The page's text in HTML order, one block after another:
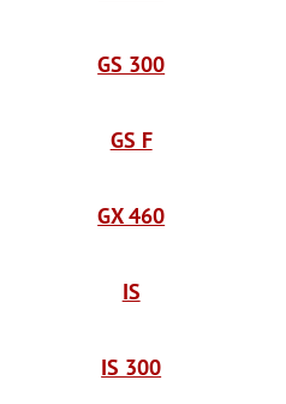
GS 300
GS F
GX 460
IS
IS 300